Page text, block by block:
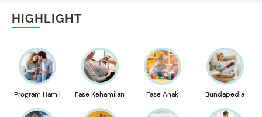
HIGHLIGHT
Program Hamil Fase Kehamilan Fase Anak Bundapedia